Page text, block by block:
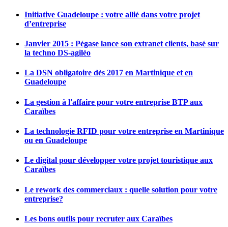
Initiative Guadeloupe : votre allié dans votre projet
d’entreprise
Janvier 2015 : Pégase lance son extranet clients, basé sur
la techno DS-agiléo
La DSN obligatoire dès 2017 en Martinique et en
Guadeloupe
La gestion à l'affaire pour votre entreprise BTP aux
Caraïbes
La technologie RFID pour votre entreprise en Martinique
ou en Guadeloupe
Le digital pour développer votre projet touristique aux
Caraïbes
Le rework des commerciaux : quelle solution pour votre
entreprise?
Les bons outils pour recruter aux Caraïbes